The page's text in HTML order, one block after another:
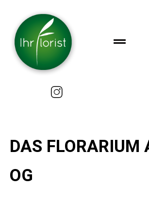
DAS FLORARIUM
OG